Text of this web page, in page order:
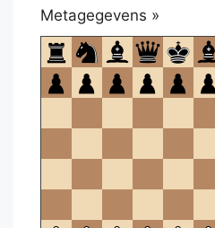
Metagegevens »
om
te
openen.